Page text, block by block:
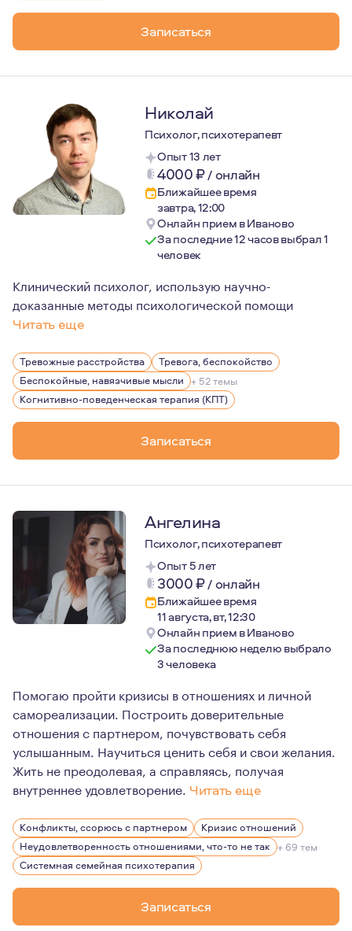
Записаться
Николай
Психолог, психотерапевт
Опыт 13 лет
4000₽/ онлайн
Ближайшее время
завтра, 12:00
Онлайн прием в Иваново
За последние 12 часов выбрал 1
человек
Клинический психолог, использую научно-
доказанные методы психологической помощи
Читать еще
Мой подход к терапии - непредвзятый,
Тревожные расстройства
Тревога, беспокойство
Беспокойные, навязчивые мысли + 52 темы
Когнитивно-поведенческая терапия (КПТ)
Записаться
Ангелина
Психолог, психотерапевт
Опыт 5 лет
3000₽/ онлайн
Ближайшее время
11 августа, вт, 12:30
Онлайн прием в Иваново
За последнюю неделю выбрало
3 человека
Помогаю пройти кризисы в отношениях и личной
самореализации. Построить доверительные
отношения с партнером, почувствовать себя
услышанным. Научиться ценить себя и свои желания.
Жить не преодолевая, а справляясь, получая
внутреннее удовлетворение. Читать еще
Если вы только собираетесь вступить в отношения,
Конфликты, ссорюсь с партнером
Кризис отношений
Неудовлетворенность отношениями, что-то не так + 69 тем
Системная семейная психотерапия
Записаться